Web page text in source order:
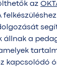
az
állnak a
kapcsolódó